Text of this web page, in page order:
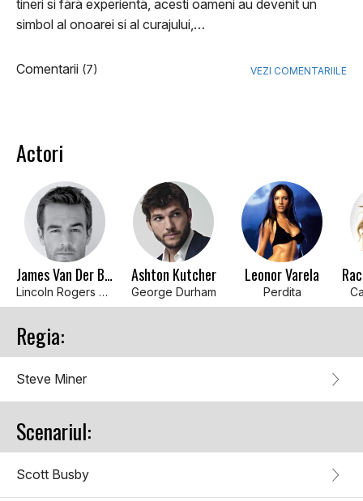
tineri si fãrã experientã, acesti oameni au devenit un
simbol al onoarei si al curajului,…
Comentarii (7) VEZI COMENTARIILE
Actori
James Van Der Beek
Lincoln Rogers Dunnison
Ashton Kutcher
George Durham
Leonor Varela
Perdita
Regia:
Steve Miner
Scenariul:
Scott Busby